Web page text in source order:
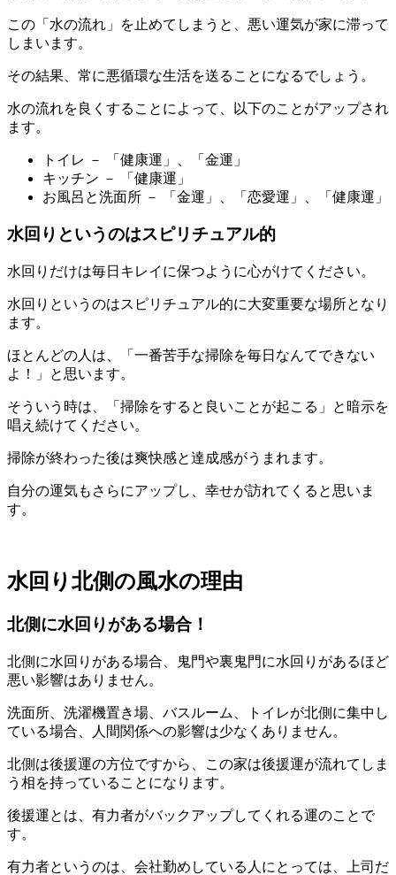
この「水の流れ」を止めてしまうと、悪い運気が家に滞って
しまいます。
その結果、常に悪循環な生活を送ることになるでしょう。
水の流れを良くすることによって、以下のことがアップされ
ます。
トイレ － 「健康運」、「金運」
キッチン － 「健康運」
お風呂と洗面所 － 「金運」、「恋愛運」、「健康運」
水回りというのはスピリチュアル的
水回りだけは毎日キレイに保つように心がけてください。
水回りというのはスピリチュアル的に大変重要な場所となり
ます。
ほとんどの人は、「一番苦手な掃除を毎日なんてできない
よ！」と思います。
そういう時は、「掃除をすると良いことが起こる」と暗示を
唱え続けてください。
掃除が終わった後は爽快感と達成感がうまれます。
自分の運気もさらにアップし、幸せが訪れてくると思いま
す。
水回り北側の風水の理由
北側に水回りがある場合！
北側に水回りがある場合、鬼門や裏鬼門に水回りがあるほど
悪い影響はありません。
洗面所、洗濯機置き場、バスルーム、トイレが北側に集中し
ている場合、人間関係への影響は少なくありません。
北側は後援運の方位ですから、この家は後援運が流れてしま
う相を持っていることになります。
後援運とは、有力者がバックアップしてくれる運のことで
す。
有力者というのは、会社勤めしている人にとっては、上司だ